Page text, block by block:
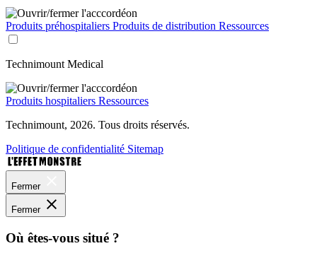
Produits préhospitaliers Produits de distribution Ressources
Technimount Medical
Produits hospitaliers Ressources
Technimount, 2026. Tous droits réservés.
Politique de confidentialité Sitemap
Fermer
Fermer
Où êtes-vous situé ?